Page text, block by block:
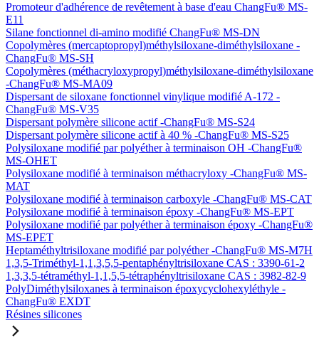
Promoteur d'adhérence de revêtement à base d'eau ChangFu® MS-
E11
Silane fonctionnel di-amino modifié ChangFu® MS-DN
Copolymères (mercaptopropyl)méthylsiloxane-diméthylsiloxane -
ChangFu® MS-SH
Copolymères (méthacryloxypropyl)méthylsiloxane-diméthylsiloxane
-ChangFu® MS-MA09
Dispersant de siloxane fonctionnel vinylique modifié A-172 -
ChangFu® MS-V35
Dispersant polymère silicone actif -ChangFu® MS-S24
Dispersant polymère silicone actif à 40 % -ChangFu® MS-S25
Polysiloxane modifié par polyéther à terminaison OH -ChangFu®
MS-OHET
Polysiloxane modifié à terminaison méthacryloxy -ChangFu® MS-
MAT
Polysiloxane modifié à terminaison carboxyle -ChangFu® MS-CAT
Polysiloxane modifié à terminaison époxy -ChangFu® MS-EPT
Polysiloxane modifié par polyéther à terminaison époxy -ChangFu®
MS-EPET
Heptaméthyltrisiloxane modifié par polyéther -ChangFu® MS-M7H
1,3,5-Triméthyl-1,1,3,5,5-pentaphényltrisiloxane CAS : 3390-61-2
1,3,3,5-tétraméthyl-1,1,5,5-tétraphényltrisiloxane CAS : 3982-82-9
PolyDiméthylsiloxanes à terminaison époxycyclohexyléthyle -
ChangFu® EXDT
Résines silicones